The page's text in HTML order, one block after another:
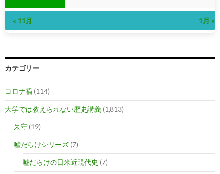
« 11月 1月 »
カテゴリー
コロナ禍 (114)
大学では教えられない歴史講義 (1,813)
呆守 (19)
嘘だらけシリーズ (7)
嘘だらけの日米近現代史 (7)